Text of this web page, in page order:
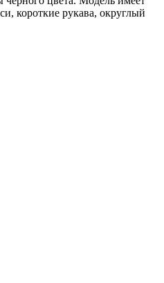
короткие рукава, округлый